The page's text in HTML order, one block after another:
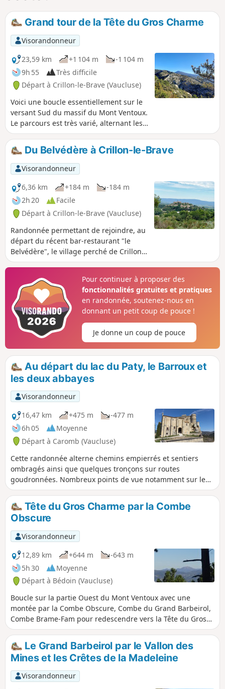
Grand tour de la Tête du Gros Charme
Visorandonneur
23,59 km
+1 104 m
-1 104 m
9h 55
Très difficile
Départ à Crillon-le-Brave (Vaucluse)
Voici une boucle essentiellement sur le
versant Sud du massif du Mont Ventoux.
Le parcours est très varié, alternant les
montées et les descentes, avec une
végétation qui évolue au fil du chemin.
Certains passages sont exigeants sans
jamais être dangereux.
Du Belvédère à Crillon-le-Brave
Visorandonneur
6,36 km
+184 m
-184 m
2h 20
Facile
Départ à Crillon-le-Brave (Vaucluse)
Randonnée permettant de rejoindre, au
départ du récent bar-restaurant "le
Belvédère", le village perché de Crillon-
le-Brave. Si la première partie n'offre
au retour amorcer une longue montée
parfois assez raide le long du Torrent de
Pié Blanc. Seule la descente jusqu'à
Crillon est fléchée de marques Rouges
et Jaunes. Ensuite, ne pas hésiter à se
servir d'un GPS ou de l'application
Visorando.
Pour continuer à proposer des
fonctionnalités gratuites et pratiques
en randonnée, soutenez-nous en
donnant un petit coup de pouce !
Je donne un coup de pouce
Au départ du lac du Paty, le Barroux et
les deux abbayes
Visorandonneur
16,47 km
+475 m
-477 m
6h 05
Moyenne
Départ à Caromb (Vaucluse)
Cette randonnée alterne chemins empierrés et sentiers
ombragés ainsi que quelques tronçons sur routes
goudronnées. Nombreux points de vue notamment sur le
Ventoux et les Dentelles de Montmirail. Les détours vers les
deux abbayes permettent d'apprécier la beauté des sites et
la qualité des restaurations effectuées.
Tête du Gros Charme par la Combe
Obscure
Visorandonneur
12,89 km
+644 m
-643 m
5h 30
Moyenne
Départ à Bédoin (Vaucluse)
Boucle sur la partie Ouest du Mont Ventoux avec une
montée par la Combe Obscure, Combe du Grand Barbeirol,
Combe Brame-Fam pour redescendre vers la Tête du Gros
Charme et ses vues dégagées.
Le Grand Barbeirol par le Vallon des
Mines et les Crêtes de la Madeleine
Visorandonneur